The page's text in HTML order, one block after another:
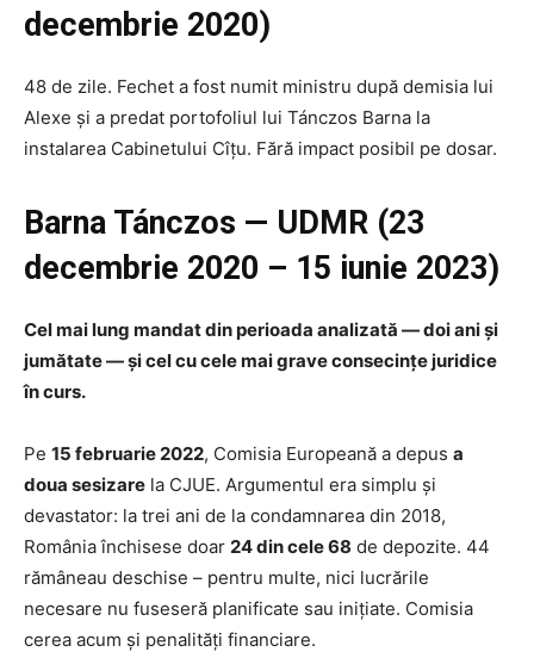
decembrie 2020)
48 de zile. Fechet a fost numit ministru după demisia lui
Alexe și a predat portofoliul lui Tánczos Barna la
instalarea Cabinetului Cîțu. Fără impact posibil pe dosar.
Barna Tánczos — UDMR (23
decembrie 2020 – 15 iunie 2023)
Cel mai lung mandat din perioada analizată — doi ani și
jumătate — și cel cu cele mai grave consecințe juridice
în curs.
Pe 15 februarie 2022, Comisia Europeană a depus a
doua sesizare la CJUE. Argumentul era simplu și
devastator: la trei ani de la condamnarea din 2018,
România închisese doar 24 din cele 68 de depozite. 44
rămâneau deschise – pentru multe, nici lucrările
necesare nu fuseseră planificate sau inițiate. Comisia
cerea acum și penalități financiare.